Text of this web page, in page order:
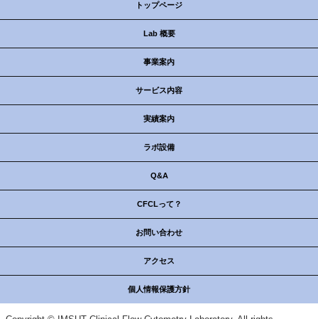
トップページ
Lab 概要
事業案内
サービス内容
実績案内
ラボ設備
Q&A
CFCLって？
お問い合わせ
アクセス
個人情報保護方針